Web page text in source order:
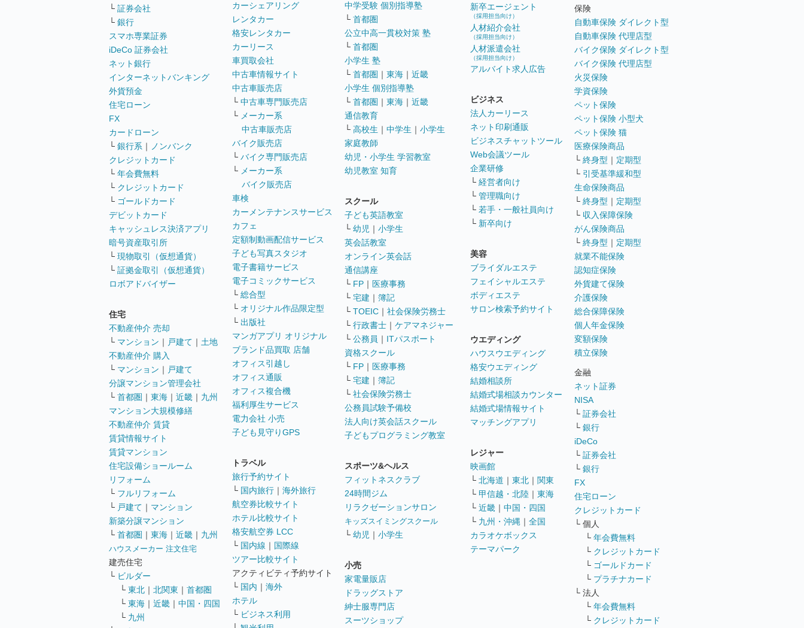
└ 証券会社
└ 銀行
スマホ専業証券
iDeCo 証券会社
ネット銀行
インターネットバンキング
外貨預金
住宅ローン
FX
カードローン
└ 銀行系 ｜
ノンバンク
クレジットカード
└ 年会費無料
└ クレジットカード
└ ゴールドカード
デビットカード
キャッシュレス決済アプリ
暗号資産取引所
└ 現物取引（仮想通貨）
└ 証拠金取引（仮想通貨）
ロボアドバイザー
住宅
不動産仲介 売却
└ マンション ｜ 戸建て ｜ 土地
不動産仲介 購入
└ マンション ｜ 戸建て
分譲マンション管理会社
└ 首都圏 ｜ 東海 ｜ 近畿 ｜ 九州
マンション大規模修繕
不動産仲介 賃貸
賃貸情報サイト
賃貸マンション
住宅設備ショールーム
リフォーム
└ フルリフォーム
└ 戸建て ｜ マンション
新築分譲マンション
└ 首都圏 ｜ 東海 ｜ 近畿 ｜ 九州
ハウスメーカー 注文住宅
建売住宅
└ ビルダー
└ 東北 ｜ 北関東 ｜ 首都圏
└ 東海 ｜ 近畿 ｜ 中国・四国
└ 九州
カーシェアリング
レンタカー
格安レンタカー
カーリース
車買取会社
中古車情報サイト
中古車販売店
└ 中古車専門販売店
└ メーカー系
中古車販売店
バイク販売店
└ バイク専門販売店
└ メーカー系
バイク販売店
車検
カーメンテナンスサービス
カフェ
定額制動画配信サービス
子ども写真スタジオ
電子書籍サービス
電子コミックサービス
└ 総合型
└ オリジナル作品限定型
└ 出版社
マンガアプリ オリジナル
ブランド品買取 店舗
オフィス引越し
オフィス通販
オフィス複合機
福利厚生サービス
電力会社 小売
子ども見守りGPS
トラベル
旅行予約サイト
└ 国内旅行 ｜ 海外旅行
航空券比較サイト
ホテル比較サイト
格安航空券 LCC
└ 国内線 ｜ 国際線
ツアー比較サイト
アクティビティ予約サイト
└ 国内 ｜ 海外
ホテル
└ ビジネス利用
中学受験 個別指導塾
└ 首都圏
公立中高一貫校対策 塾
└ 首都圏
小学生 塾
└ 首都圏 ｜ 東海 ｜ 近畿
小学生 個別指導塾
└ 首都圏 ｜ 東海 ｜ 近畿
通信教育
└ 高校生 ｜ 中学生 ｜ 小学生
家庭教師
幼児・小学生 学習教室
幼児教室 知育
スクール
子ども英語教室
└ 幼児 ｜ 小学生
英会話教室
オンライン英会話
通信講座
└ FP ｜ 医療事務
└ 宅建 ｜ 簿記
└ TOEIC ｜ 社会保険労務士
└ 行政書士 ｜ ケアマネジャー
└ 公務員 ｜ ITパスポート
資格スクール
└ FP ｜ 医療事務
└ 宅建 ｜ 簿記
└ 社会保険労務士
公務員試験予備校
法人向け英会話スクール
子どもプログラミング教室
スポーツ&ヘルス
フィットネスクラブ
24時間ジム
リラクゼーションサロン
キッズスイミングスクール
└ 幼児 ｜ 小学生
小売
家電量販店
ドラッグストア
紳士服専門店
スーツショップ
新卒エージェント
（採用担当向け）
人材紹介会社
（採用担当向け）
人材派遣会社
（採用担当向け）
アルバイト求人広告
ビジネス
法人カーリース
ネット印刷通販
ビジネスチャットツール
Web会議ツール
企業研修
└ 経営者向け
└ 管理職向け
└ 若手・一般社員向け
└ 新卒向け
美容
ブライダルエステ
フェイシャルエステ
ボディエステ
サロン検索予約サイト
ウエディング
ハウスウエディング
格安ウエディング
結婚相談所
結婚式場相談カウンター
結婚式場情報サイト
マッチングアプリ
レジャー
映画館
└ 北海道 ｜ 東北 ｜ 関東
└ 甲信越・北陸 ｜ 東海
└ 近畿 ｜ 中国・四国
└ 九州・沖縄 ｜ 全国
カラオケボックス
テーマパーク
保険
自動車保険 ダイレクト型
自動車保険 代理店型
バイク保険 ダイレクト型
バイク保険 代理店型
火災保険
学資保険
ペット保険
ペット保険 小型犬
ペット保険 猫
医療保険商品
└ 終身型 ｜ 定期型
└ 引受基準緩和型
生命保険商品
└ 終身型 ｜ 定期型
└ 収入保障保険
がん保険商品
└ 終身型 ｜ 定期型
就業不能保険
認知症保険
外貨建て保険
介護保険
総合保障保険
個人年金保険
変額保険
積立保険
金融
ネット証券
NISA
└ 証券会社
└ 銀行
iDeCo
└ 証券会社
└ 銀行
FX
住宅ローン
クレジットカード
└ 個人
└ 年会費無料
└ クレジットカード
└ ゴールドカード
└ プラチナカード
└ 法人
└ 年会費無料
└ クレジットカード